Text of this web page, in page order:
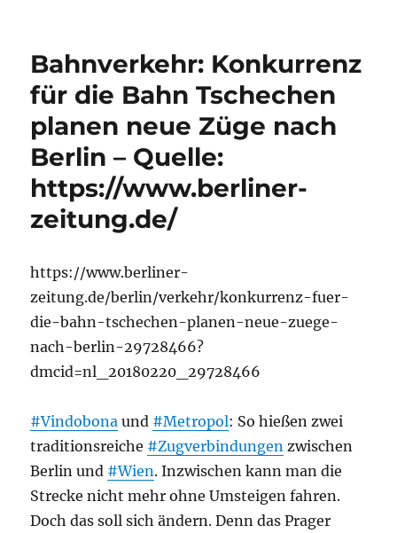
Bahnverkehr: Konkurrenz
für die Bahn Tschechen
planen neue Züge nach
Berlin – Quelle:
https://www.berliner-
zeitung.de/
https://www.berliner-
zeitung.de/berlin/verkehr/konkurrenz-fuer-
die-bahn-tschechen-planen-neue-zuege-
nach-berlin-29728466?
dmcid=nl_20180220_29728466
#Vindobona und #Metropol: So hießen zwei
traditionsreiche #Zugverbindungen zwischen
Berlin und #Wien. Inzwischen kann man die
Strecke nicht mehr ohne Umsteigen fahren.
Doch das soll sich ändern. Denn das Prager